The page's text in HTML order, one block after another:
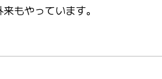
もやっています。